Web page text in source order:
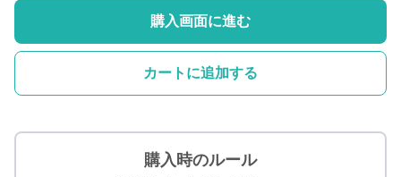
購入画面に進む
カートに追加する
購入時のルール